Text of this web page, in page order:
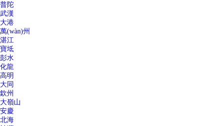
普陀
武漢
大港
萬(wàn)州
湛江
寶坻
彭水
化龍
高明
大同
欽州
大嶺山
安慶
北海